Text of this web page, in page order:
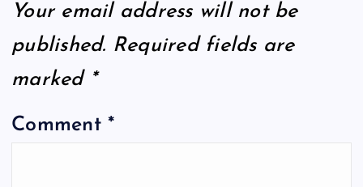
Your email address will not be
published. Required fields are
marked *
Comment*